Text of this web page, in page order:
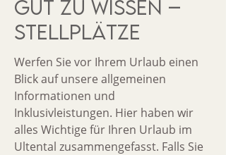
GUT ZU WISSEN –
stellplätze
Werfen Sie vor Ihrem Urlaub einen
Blick auf unsere allgemeinen
Informationen und
Inklusivleistungen. Hier haben wir
alles Wichtige für Ihren Urlaub im
Ultental zusammengefasst. Falls Sie